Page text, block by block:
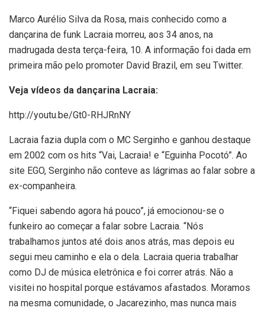
Marco Aurélio Silva da Rosa, mais conhecido como a
dançarina de funk Lacraia morreu, aos 34 anos, na
madrugada desta terça-feira, 10. A informação foi dada em
primeira mão pelo promoter David Brazil, em seu Twitter.
Veja vídeos da dançarina Lacraia:
http://youtu.be/Gt0-RHJRnNY
Lacraia fazia dupla com o MC Serginho e ganhou destaque
em 2002 com os hits “Vai, Lacraia! e “Eguinha Pocotó”. Ao
site EGO, Serginho não conteve as lágrimas ao falar sobre a
ex-companheira.
“Fiquei sabendo agora há pouco”, já emocionou-se o
funkeiro ao começar a falar sobre Lacraia. “Nós
trabalhamos juntos até dois anos atrás, mas depois eu
segui meu caminho e ela o dela. Lacraia queria trabalhar
como DJ de música eletrônica e foi correr atrás. Não a
visitei no hospital porque estávamos afastados. Moramos
na mesma comunidade, o Jacarezinho, mas nunca mais